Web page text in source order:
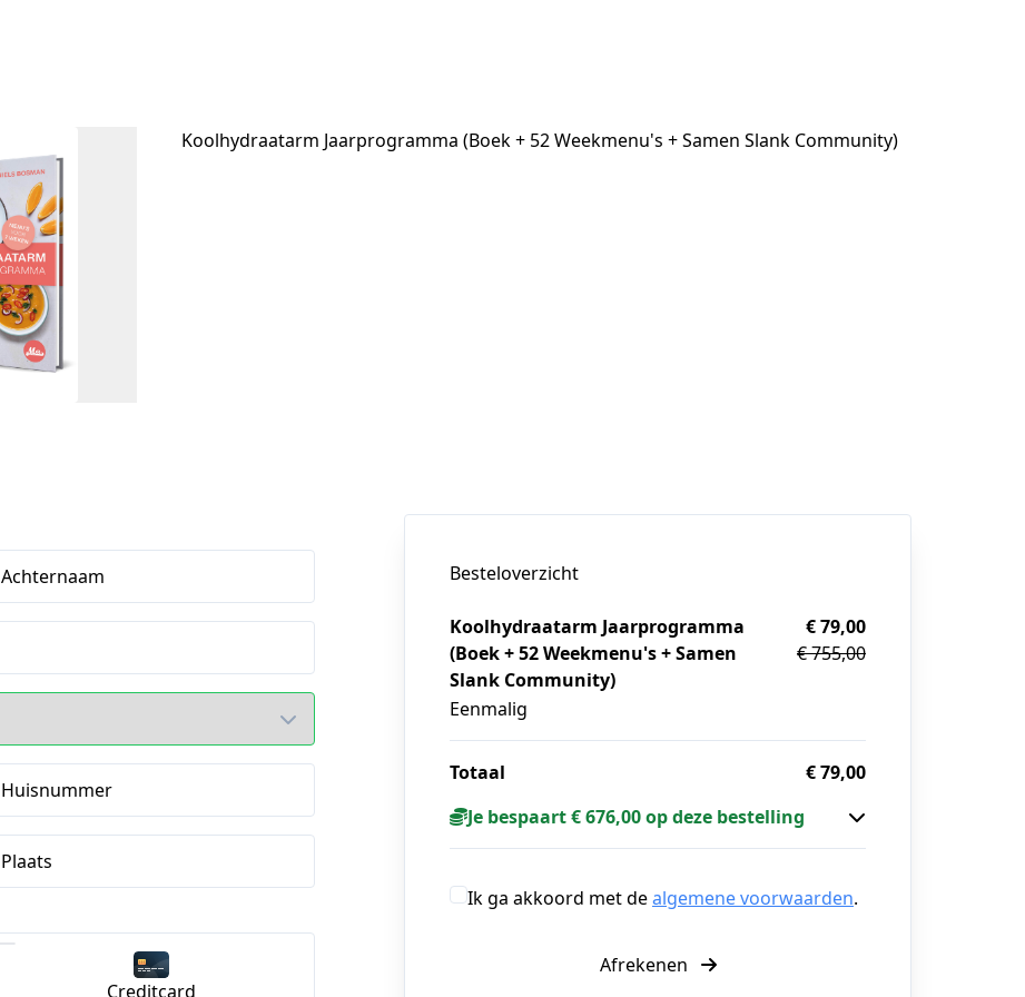
Koolhydraatarm Jaarprogramma (Boek + 52 Weekmenu's + Samen Slank Community)
Achternaam
Huisnummer
Plaats
Creditcard
Besteloverzicht
Koolhydraatarm Jaarprogramma
(Boek + 52 Weekmenu's + Samen
Slank Community)
Eenmalig
€ 79,00
€ 755,00
Totaal
€ 79,00
Je bespaart € 676,00 op deze bestelling
Ik ga akkoord met dealgemene voorwaarden.
Afrekenen